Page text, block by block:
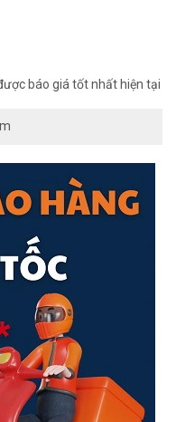
báo giá tốt nhất hiện tại